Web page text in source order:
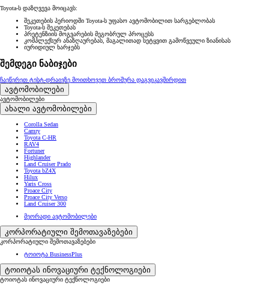
Toyota-ს დაზღვევა მოიცავს:
შეკეთების პერიოდში Toyota-ს უფასო ავტომობილით სარგებლობას
Toyota-ს შეკეთებას
პრეტენზიის მოგვარების მეგობრულ პროცესს
კომპლექსურ ანაზღაურებას, მაგალითად სეტყვით გამოწვეული ზიანისას
იურიდიულ ხარჯებს
შემდეგი ნაბიჯები
ჩაეწერეთ ტესტ-დრაივზე მოითხოვეთ ბროშურა დაგვიკავშირდით
ავტომობილები
ავტომობილები
ახალი ავტომობილები
Corolla Sedan
Camry
Toyota C-HR
RAV4
Fortuner
Highlander
Land Cruiser Prado
Toyota bZ4X
Hilux
Yaris Cross
Proace City
Proace City Verso
Land Cruiser 300
მეორადი ავტომობილები
კორპორატიული შემოთავაზებები
კორპორატიული შემოთავაზებები
ტოიოტა BusinessPlus
ტოიოტას ინოვაციური ტექნოლოგიები
ტოიოტას ინოვაციური ტექნოლოგიები